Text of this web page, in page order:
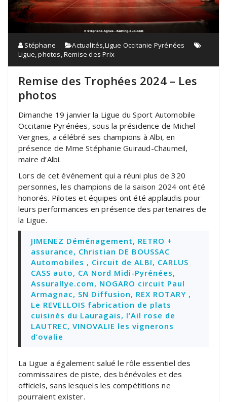
Stéphane Actualités,Ligue Occitanie Pyrénées
Ligue,photos,Remise des Prix
Remise des Trophées 2024 – Les
photos
Dimanche 19 janvier la Ligue du Sport Automobile
Occitanie Pyrénées, sous la présidence de Michel
Vergnes, a célébré ses champions à Albi, en
présence de Mme Stéphanie Guiraud-Chaumeil,
maire d’Albi.
Lors de cet événement qui a réuni plus de 320
personnes, les champions de la saison 2024 ont été
honorés. Pilotes et équipes ont été applaudis pour
leurs performances en présence des partenaires de
la Ligue.
JIMENEZ Déménagement, RETRO +
assurance, Christian DE BOUSSAC
Automobiles , Circuit de ALBI, CARLUS
CASS auto, CA Nord Midi-Pyrénées,
Assurallye.com, NOGARO circuit Paul
Armagnac, SN Diffusion, REX ROTARY ,
Le REVELLOIS fabrication de plats
cuisinés du Lauragais, l’Ail rose de
LAUTREC, VINOVALIE les vignerons
d’ovalie
La Ligue a également salué le rôle essentiel des
commissaires de piste, des bénévoles et des
officiels, sans lesquels les compétitions ne
pourraient exister.